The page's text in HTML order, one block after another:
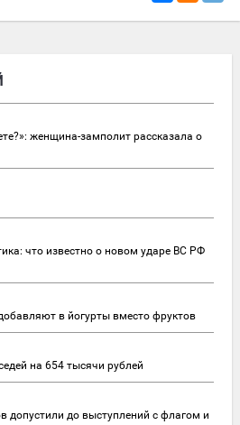
женщина-замполит рассказала о
что известно о новом ударе ВС РФ
в йогурты вместо фруктов
на 654 тысячи рублей
допустили до выступлений с флагом и